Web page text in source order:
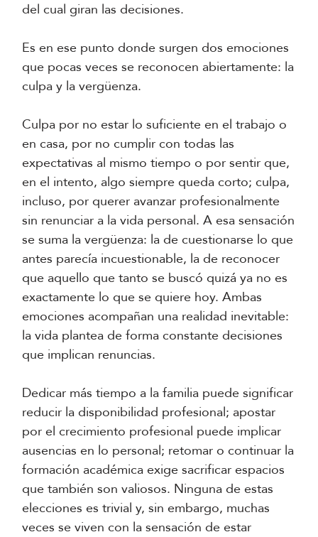
del cual giran las decisiones.
Es en ese punto donde surgen dos emociones
que pocas veces se reconocen abiertamente: la
culpa y la vergüenza.
Culpa por no estar lo suficiente en el trabajo o
en casa, por no cumplir con todas las
expectativas al mismo tiempo o por sentir que,
en el intento, algo siempre queda corto; culpa,
incluso, por querer avanzar profesionalmente
sin renunciar a la vida personal. A esa sensación
se suma la vergüenza: la de cuestionarse lo que
antes parecía incuestionable, la de reconocer
que aquello que tanto se buscó quizá ya no es
exactamente lo que se quiere hoy. Ambas
emociones acompañan una realidad inevitable:
la vida plantea de forma constante decisiones
que implican renuncias.
Dedicar más tiempo a la familia puede significar
reducir la disponibilidad profesional; apostar
por el crecimiento profesional puede implicar
ausencias en lo personal; retomar o continuar la
formación académica exige sacrificar espacios
que también son valiosos. Ninguna de estas
elecciones es trivial y, sin embargo, muchas
veces se viven con la sensación de estar